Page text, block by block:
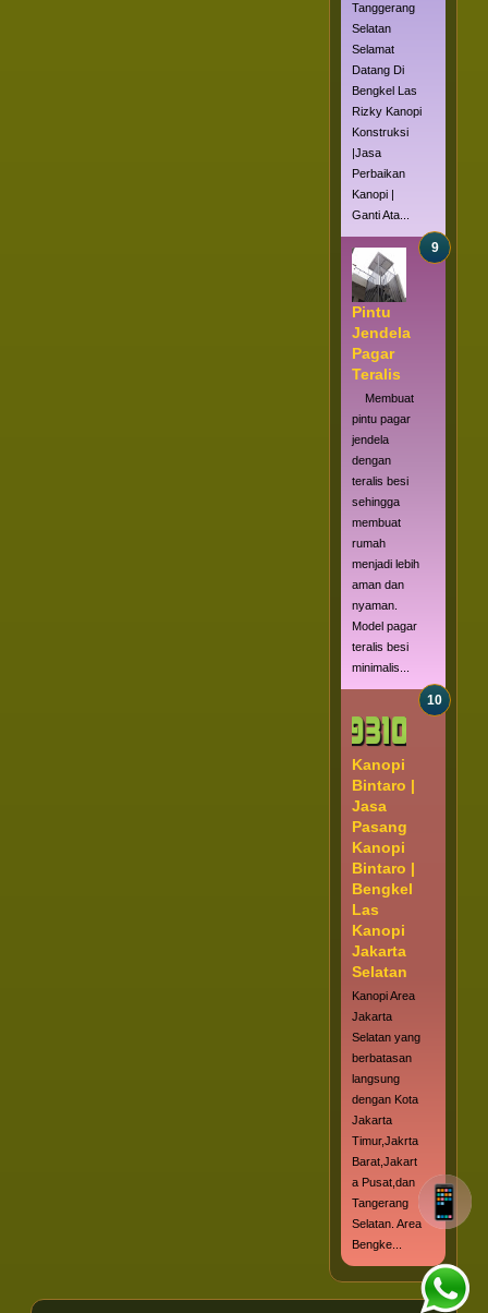
Tanggerang
Selatan
Selamat
Datang Di
Bengkel Las
Rizky Kanopi
Konstruksi
|Jasa
Perbaikan
Kanopi |
Ganti Ata...
Pintu
Jendela
Pagar
Teralis
Membuat
pintu pagar
jendela
dengan
teralis besi
sehingga
membuat
rumah
menjadi lebih
aman dan
nyaman.
Model pagar
teralis besi
minimalis...
Kanopi
Bintaro |
Jasa
Pasang
Kanopi
Bintaro |
Bengkel
Las
Kanopi
Jakarta
Selatan
Kanopi Area
Jakarta
Selatan yang
berbatasan
langsung
dengan Kota
Jakarta
Timur,Jakrta
Barat,Jakart
a Pusat,dan
Tangerang
Selatan. Area
Bengke...